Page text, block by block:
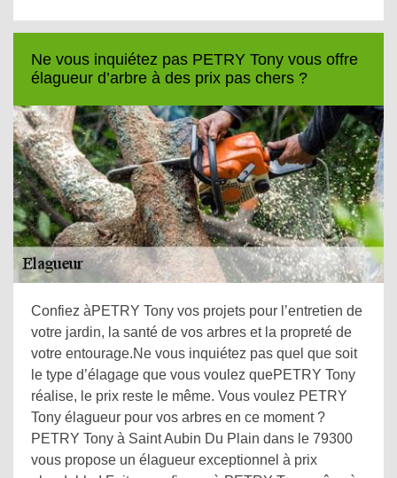
Ne vous inquiétez pas PETRY Tony vous offre
élagueur d’arbre à des prix pas chers ?
Confiez àPETRY Tony vos projets pour l’entretien de
votre jardin, la santé de vos arbres et la propreté de
votre entourage.Ne vous inquiétez pas quel que soit
le type d’élagage que vous voulez quePETRY Tony
réalise, le prix reste le même. Vous voulez PETRY
Tony élagueur pour vos arbres en ce moment ?
PETRY Tony à Saint Aubin Du Plain dans le 79300
vous propose un élagueur exceptionnel à prix